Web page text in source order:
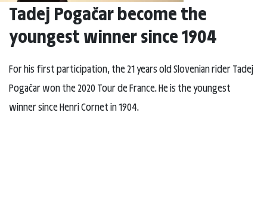
Tadej Pogačar become the
youngest winner since 1904
For his first participation, the 21 years old Slovenian rider Tadej
Pogačar won the 2020 Tour de France. He is the youngest
winner since Henri Cornet in 1904.